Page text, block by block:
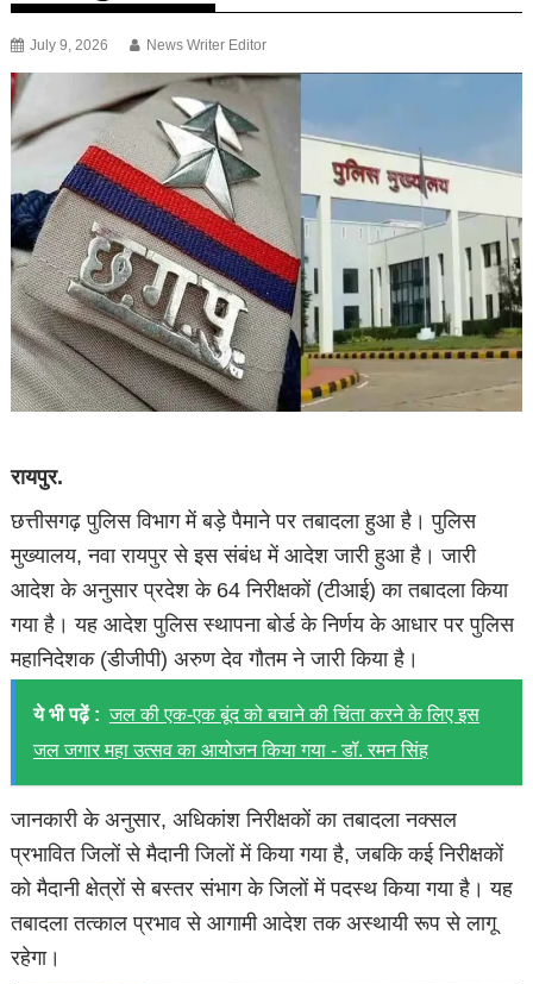
July 9, 2026 News Writer Editor
रायपुर.
छत्तीसगढ़ पुलिस विभाग में बड़े पैमाने पर तबादला हुआ है। पुलिस
मुख्यालय, नवा रायपुर से इस संबंध में आदेश जारी हुआ है। जारी
आदेश के अनुसार प्रदेश के 64 निरीक्षकों (टीआई) का तबादला किया
गया है। यह आदेश पुलिस स्थापना बोर्ड के निर्णय के आधार पर पुलिस
महानिदेशक (डीजीपी) अरुण देव गौतम ने जारी किया है।
ये भी पढ़ें : जल की एक-एक बूंद को बचाने की चिंता करने के लिए इस
जल जगार महा उत्सव का आयोजन किया गया - डॉ. रमन सिंह
जानकारी के अनुसार, अधिकांश निरीक्षकों का तबादला नक्सल
प्रभावित जिलों से मैदानी जिलों में किया गया है, जबकि कई निरीक्षकों
को मैदानी क्षेत्रों से बस्तर संभाग के जिलों में पदस्थ किया गया है। यह
तबादला तत्काल प्रभाव से आगामी आदेश तक अस्थायी रूप से लागू
रहेगा।